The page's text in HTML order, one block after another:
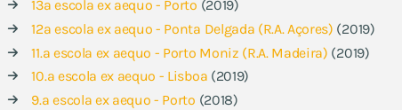
13ª escola ex aequo - Porto (2019)
12ª escola ex aequo - Ponta Delgada (R.A. Açores) (2019)
11.ª escola ex aequo - Porto Moniz (R.A. Madeira) (2019)
10.ª escola ex aequo - Lisboa (2019)
9.ª escola ex aequo - Porto (2018)